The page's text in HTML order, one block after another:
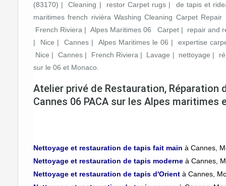
(83170) | Cleaning | restor Carpet rugs | de tapis et
maritimes french rivièra Washing Cleaning Carpet
French Riviera | Alpes Maritimes 06 Carpet | repair and
| Nice | Cannes | Alpes Maritimes le 06 | expertise
Nice | Cannes | French Riviera | Lavage | nettoyage |
sur le 06 et Monaco.
Atelier privé de Restauration, Réparation
Cannes 06 PACA sur les Alpes maritimes
Nettoyage et restauration de tapis fait main à Cannes,
Nettoyage et restauration de tapis moderne à Cannes,
Nettoyage et restauration de tapis d'Orient à Cannes,